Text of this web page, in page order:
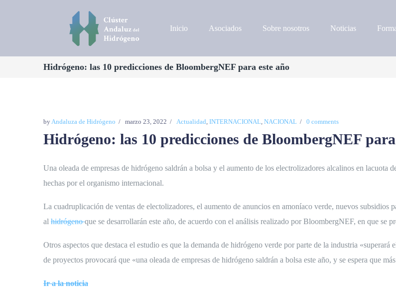
Inicio Asociados Sobre nosotros Noticias
Hidrógeno: las 10 predicciones de BloombergNEF para este año
byAndaluza de Hidrógeno marzo 23, 2022 Actualidad, INTERNACIONAL, NACIONAL 0 comments
Hidrógeno: las 10 predicciones de BloombergNEF
Una oleada de empresas de hidrógeno saldrán a bolsa y el aumento de los electrolizadores alcalinos en lacuota
hechas por el organismo internacional.
La cuadruplicación de ventas de electolizadores, el aumento de anuncios en amoníaco verde, nuevos subsidios
al hidrógenoque se desarrollarán este año, de acuerdo con el análisis realizado por BloombergNEF, en que se
Otros aspectos que destaca el estudio es que la demanda de hidrógeno verde por parte de la industria
de proyectos provocará que «una oleada de empresas de hidrógeno saldrán a bolsa este año, y se espera que
Ir a la noticia